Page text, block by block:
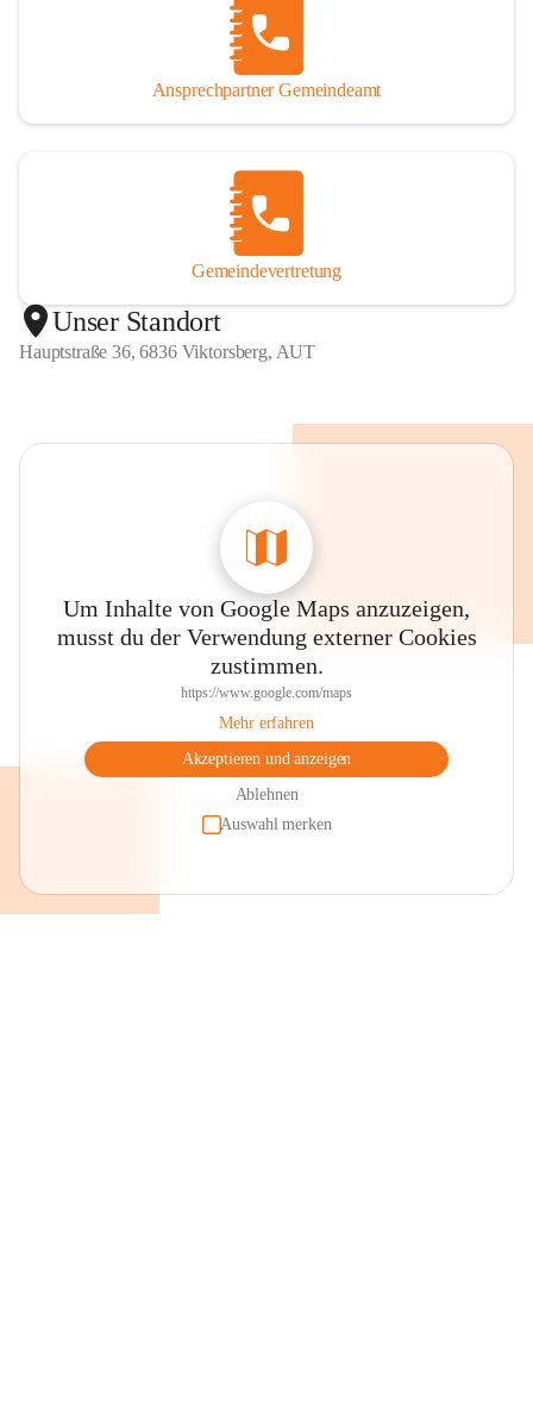
Ansprechpartner Gemeindeamt
Gemeindevertretung
Unser Standort
Hauptstraße 36, 6836 Viktorsberg, AUT
Um Inhalte von Google Maps anzuzeigen,
musst du der Verwendung externer Cookies
zustimmen.
https://www.google.com/maps
Mehr erfahren
Akzeptieren und anzeigen
Ablehnen
Auswahl merken